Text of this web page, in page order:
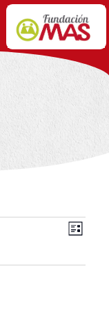
de
de
Lista